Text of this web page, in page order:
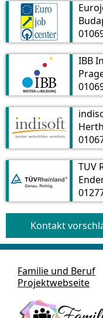
IBB
TÜV
Kontakt
Familie und Beruf
Projektwebseite